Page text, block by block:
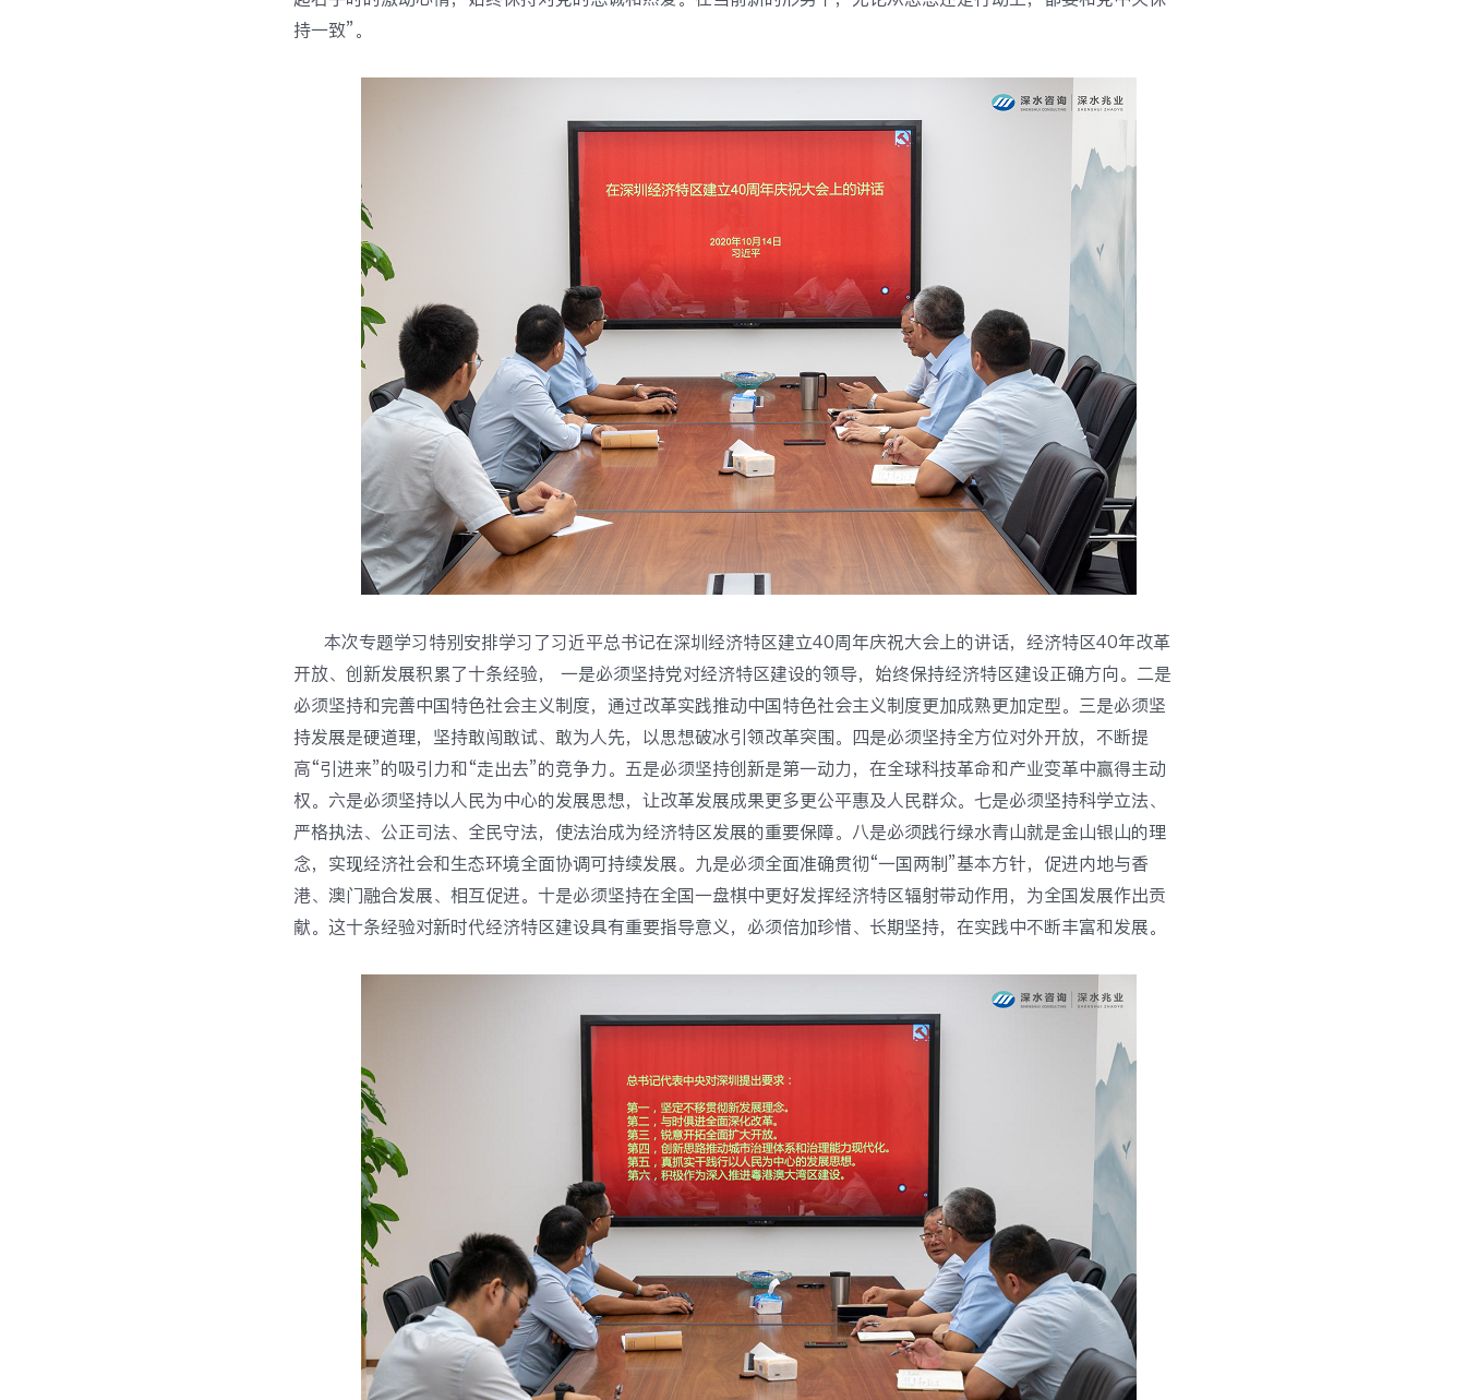
持一致”。
本次专题学习特别安排学习了习近平总书记在深圳经济特区建立40周年庆祝大会上的讲话，经济特区40年改革
开放、创新发展积累了十条经验， 一是必须坚持党对经济特区建设的领导，始终保持经济特区建设正确方向。二是
必须坚持和完善中国特色社会主义制度，通过改革实践推动中国特色社会主义制度更加成熟更加定型。三是必须坚
持发展是硬道理，坚持敢闯敢试、敢为人先，以思想破冰引领改革突围。四是必须坚持全方位对外开放，不断提
高“引进来”的吸引力和“走出去”的竞争力。五是必须坚持创新是第一动力，在全球科技革命和产业变革中赢得主动
权。六是必须坚持以人民为中心的发展思想，让改革发展成果更多更公平惠及人民群众。七是必须坚持科学立法、
严格执法、公正司法、全民守法，使法治成为经济特区发展的重要保障。八是必须践行绿水青山就是金山银山的理
念，实现经济社会和生态环境全面协调可持续发展。九是必须全面准确贯彻“一国两制”基本方针，促进内地与香
港、澳门融合发展、相互促进。十是必须坚持在全国一盘棋中更好发挥经济特区辐射带动作用，为全国发展作出贡
献。这十条经验对新时代经济特区建设具有重要指导意义，必须倍加珍惜、长期坚持，在实践中不断丰富和发展。